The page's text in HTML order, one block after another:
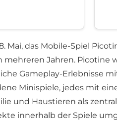
Mai, das Mobile-Spiel
Jahren. Picotine
Gameplay-Erlebnisse
Minispiele, jedes mit
und Haustieren als
innerhalb der Spiele